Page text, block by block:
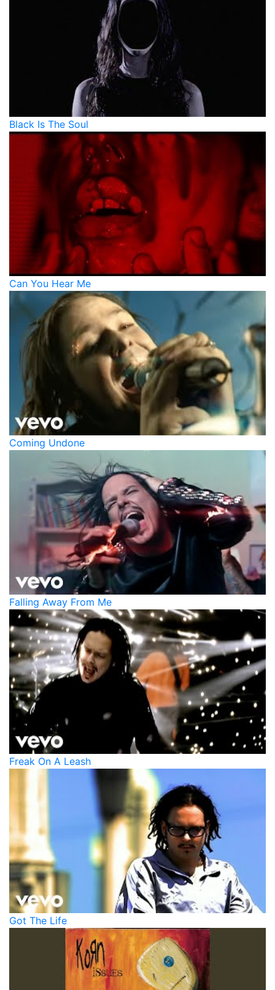
Black Is The Soul
Can You Hear Me
Coming Undone
Falling Away From Me
Freak On A Leash
Got The Life